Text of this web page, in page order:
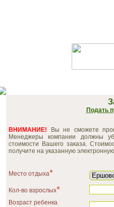
Подать
ВНИМАНИЕ! Вы не сможете
Менеджеры компании должны
стоимости Вашего заказа.
получите на указанную
Место отдыха*
Кол-во взрослых*
Возраст ребенка